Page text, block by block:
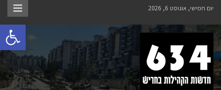
Skip
content
יום חמישי, אוגוסט 6, 2026